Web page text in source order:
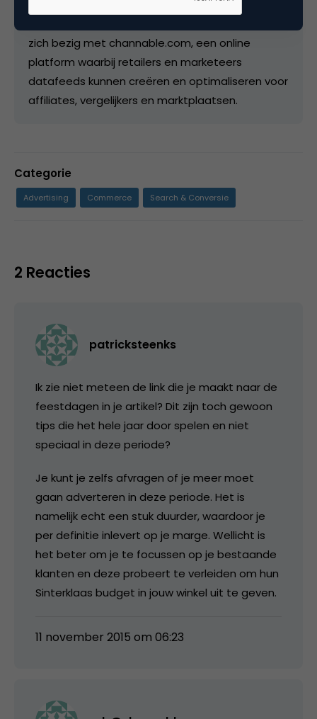
gespecialiseerd in data-extractie trajecten en
zich bezig met channable.com, een online
platform waarbij retailers en marketeers
datafeeds kunnen creëren en optimaliseren voor
affiliates, vergelijkers en marktplaatsen.
Categorie
Advertising Commerce Search & Conversie
2 Reacties
patricksteenks
Ik zie niet meteen de link die je maakt naar de
feestdagen in je artikel? Dit zijn toch gewoon
tips die het hele jaar door spelen en niet
speciaal in deze periode?
Je kunt je zelfs afvragen of je meer moet
gaan adverteren in deze periode. Het is
namelijk echt een stuk duurder, waardoor je
per definitie inlevert op je marge. Wellicht is
het beter om je te focussen op je bestaande
klanten en deze probeert te verleiden om hun
Sinterklaas budget in jouw winkel uit te geven.
11 november 2015 om 06:23